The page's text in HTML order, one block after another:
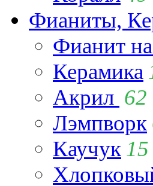
Фианиты,
Фианит
Керамика
Акрил 62
Лэмпворк
Каучук 15